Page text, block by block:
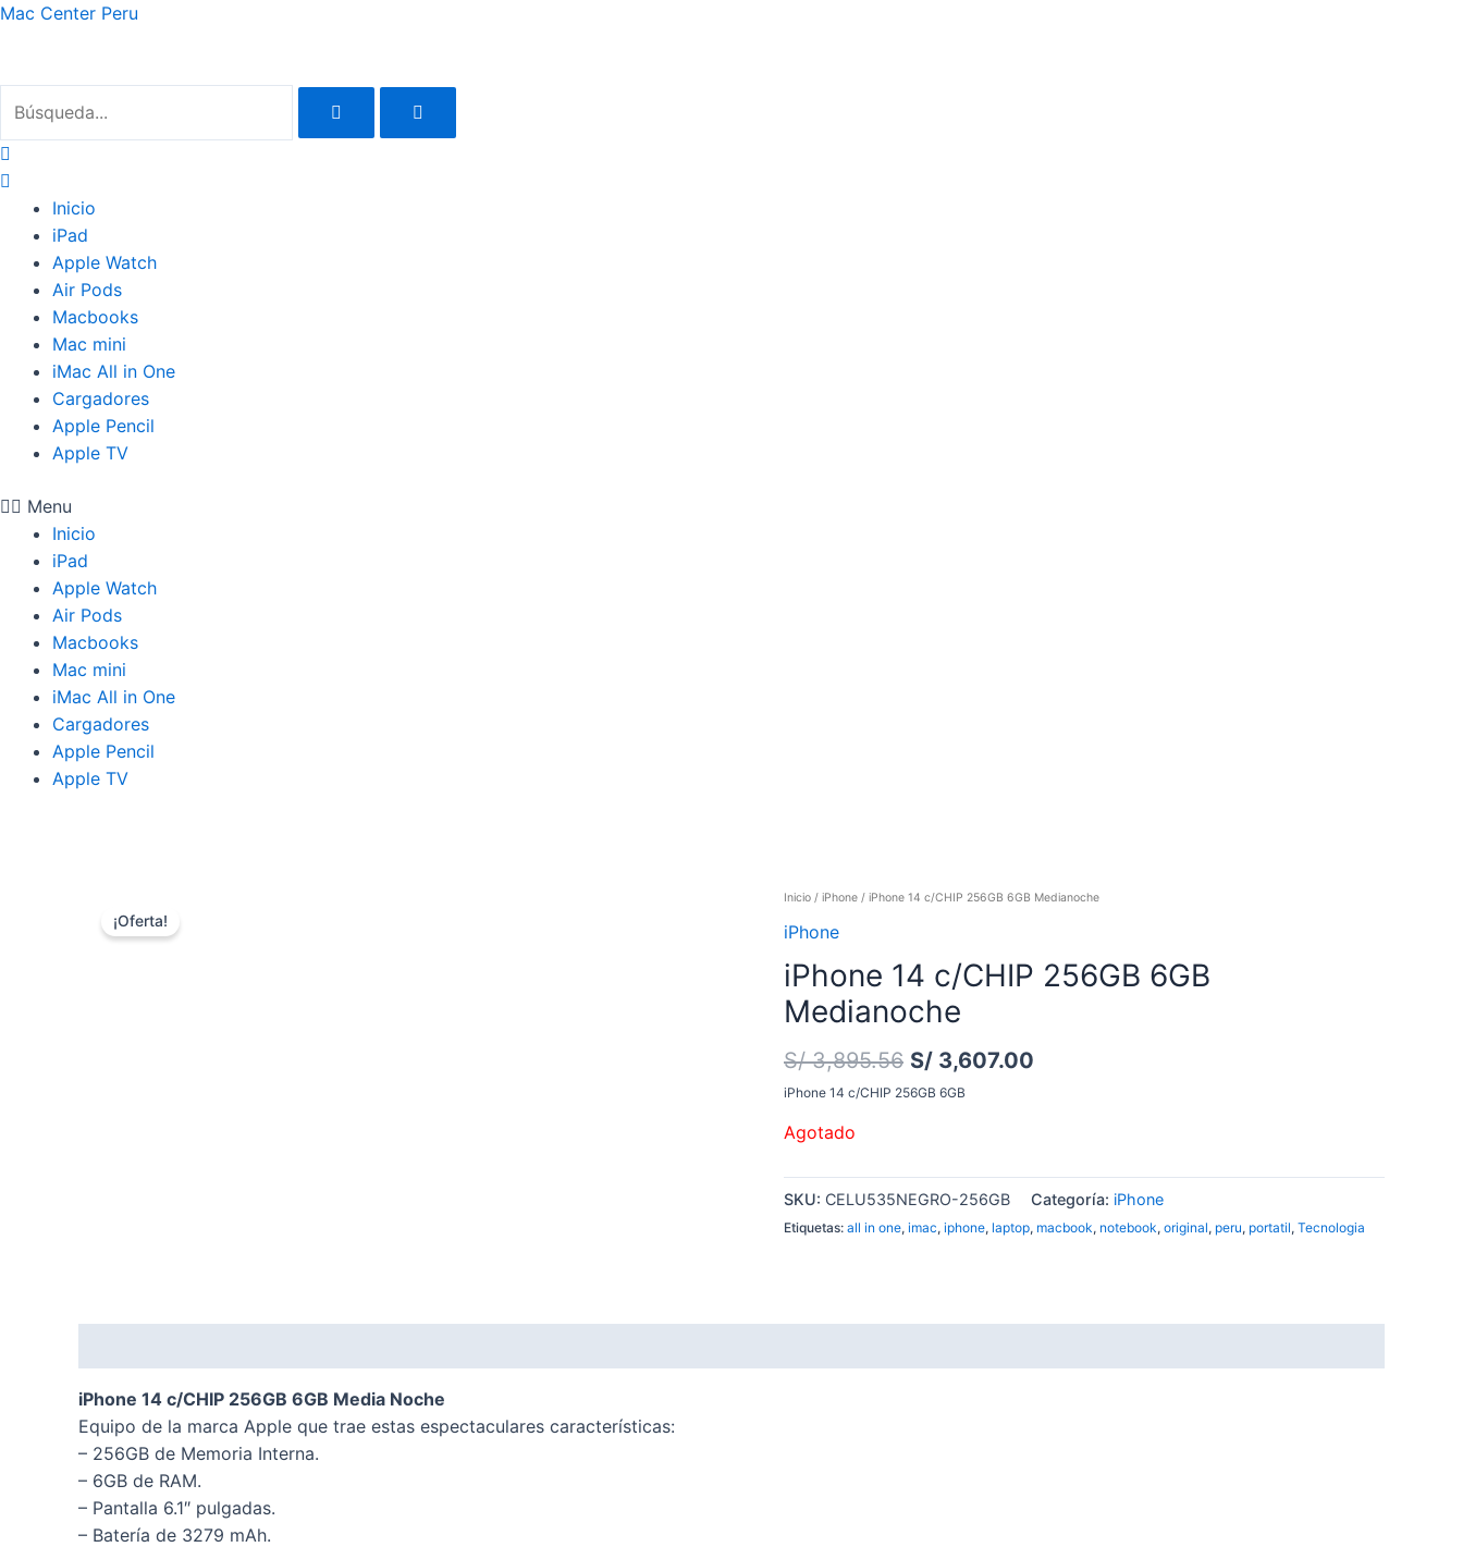
Ir
Mac Center Peru
Inicio
iPad
Apple Watch
Air Pods
Macbooks
Mac mini
iMac All in One
Cargadores
Apple Pencil
Apple TV
Menu
Inicio
iPad
Apple Watch
Air Pods
Macbooks
Mac mini
iMac All in One
Cargadores
Apple Pencil
Apple TV
¡Oferta!
Inicio / iPhone / iPhone 14 c/CHIP 256GB 6GB Medianoche
iPhone
iPhone 14 c/CHIP 256GB 6GB
Medianoche
S/3,895.56 S/ 3,607.00
iPhone 14 c/CHIP 256GB 6GB
Agotado
SKU: CELU535NEGRO-256GB Categoría: iPhone
Etiquetas: all in one, imac, iphone, laptop, macbook, notebook, original, peru, portatil, Tecnologia
iPhone 14 c/CHIP 256GB 6GB Media Noche
Equipo de la marca Apple que trae estas espectaculares características:
– 256GB de Memoria Interna.
– 6GB de RAM.
– Pantalla 6.1″ pulgadas.
– Batería de 3279 mAh.